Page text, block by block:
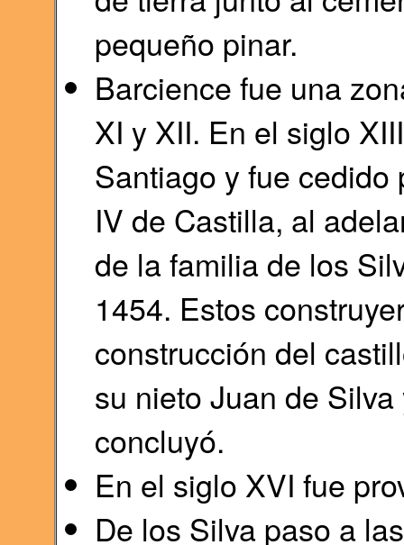
pequeño pinar.
Barcience fue una
XI y XII. En el siglo
Santiago y fue
IV de Castilla, al
de la familia de los
1454. Estos
construcción del
su nieto Juan de
concluyó.
En el siglo XVI fue
De los Silva paso a